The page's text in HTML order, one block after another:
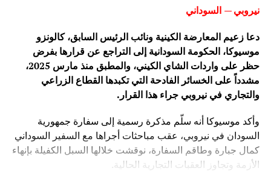
نيروبي — السوداني
دعا زعيم المعارضة الكينية ونائب الرئيس السابق، كالونزو
موسيوكا، الحكومة السودانية إلى التراجع عن قرارها بفرض
حظر على واردات الشاي الكيني، والمطبق منذ مارس 2025،
مشدداً على الخسائر الفادحة التي تكبدها القطاع الزراعي
والتجاري في نيروبي جراء هذا القرار.
وأكد موسيوكا أنه سلّم مذكرة رسمية إلى سفارة جمهورية
السودان في نيروبي، عقب مباحثات أجراها مع السفير السوداني
كمال جبارة وطاقم السفارة، نوقشت خلالها السبل الكفيلة بإنهاء
الأزمة وتجاوز العقبات التجارية الحالية.